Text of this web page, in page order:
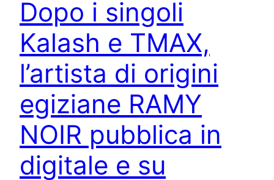
Dopo i singoli
Kalash e TMAX,
l’artista di origini
egiziane RAMY
NOIR pubblica in
digitale e su